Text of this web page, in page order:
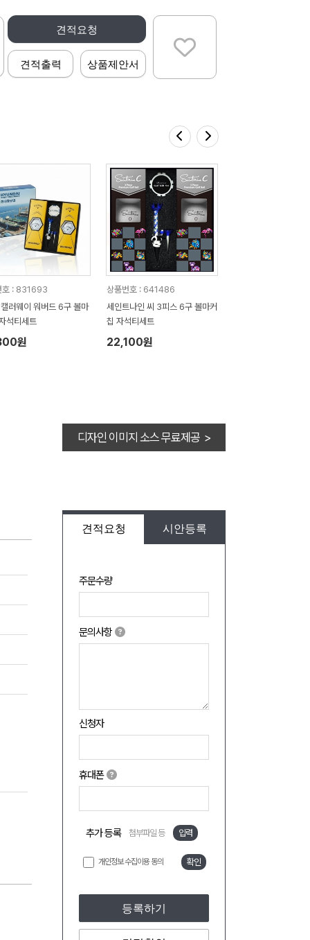
견적요청
견적출력 상품제안서
호 : 831693
러웨이 워버드 6구 볼마
석티세트
원
상품번호 : 641486
세인트나인 씨 3피스 6구 볼마커
칩 자석티세트
22,100원
디자인 이미지 소스 무료제공 >
견적요청 시안등록
주문수량
문의사항
신청자
휴대폰
추가 등록 첨부파일 등 입력
개인정보 수집이용 동의 확인
등록하기